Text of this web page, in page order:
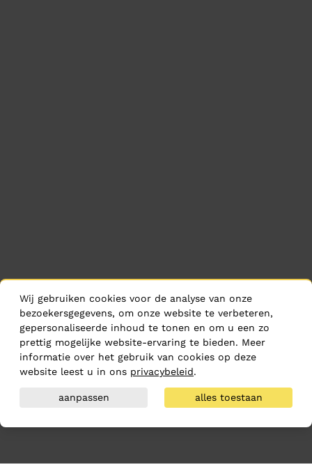
Wij gebruiken cookies voor de analyse van onze
bezoekersgegevens, om onze website te verbeteren,
gepersonaliseerde inhoud te tonen en om u een zo
prettig mogelijke website-ervaring te bieden. Meer
informatie over het gebruik van cookies op deze
website leest u in ons privacybeleid.
aanpassen alles toestaan